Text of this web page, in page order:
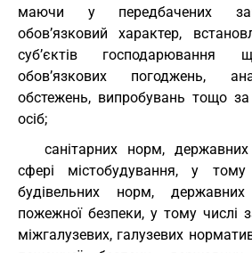
маючи у передбачених
обов’язковий характер,
суб’єктів господарювання
обов’язкових погоджень,
обстежень, випробувань тощо
осіб;
санітарних норм,
сфері містобудування, у
будівельних норм,
пожежної безпеки, у тому числі
міжгалузевих, галузевих